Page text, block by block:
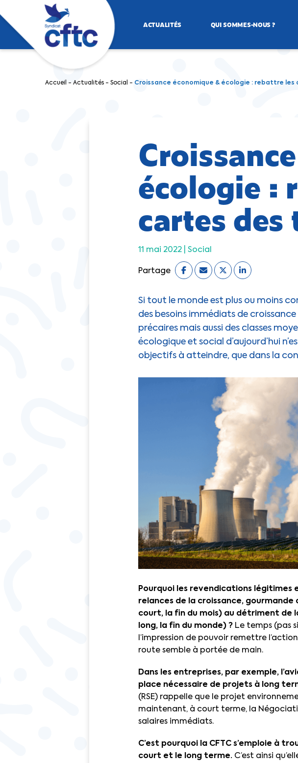
ACTUALITÉS QUI SOMMES-NOUS ?
Accueil - Actualités - Social - Croissance économique & écologie : rebattre les
écologie :
cartes
11 mai 2022 | Social
Partage
Si tout le monde est plus ou moins
des besoins immédiats de
précaires mais aussi des classes
écologique et social d’aujourd’hui
objectifs à atteindre, que dans la
Pourquoi les revendications
relances de la croissance, gourmande
court, la fin du mois) au détriment de
long, la fin du monde) ? Le temps (pas
l’impression de pouvoir remettre
route semble à portée de main.
Dans les entreprises, par exemple,
place nécessaire de projets à long
(RSE) rappelle que le projet
maintenant, à court terme, la
salaires immédiats.
C’est pourquoi la CFTC s’emploie à
court et le long terme. C’est ainsi